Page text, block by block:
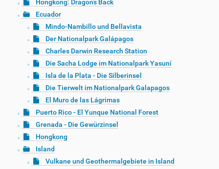
Hongkong: Dragon’s Back
Ecuador
Mindo-Nambillo und Bellavista
Der Nationalpark Galápagos
Charles Darwin Research Station
Die Sacha Lodge im Nationalpark Yasuní
Isla de la Plata - Die Silberinsel
Die Tierwelt im Nationalpark Galapagos
El Muro de las Lágrimas
Puerto Rico - El Yunque National Forest
Grenada - Die Gewürzinsel
Hongkong
Island
Vulkane und Geothermalgebiete in Island